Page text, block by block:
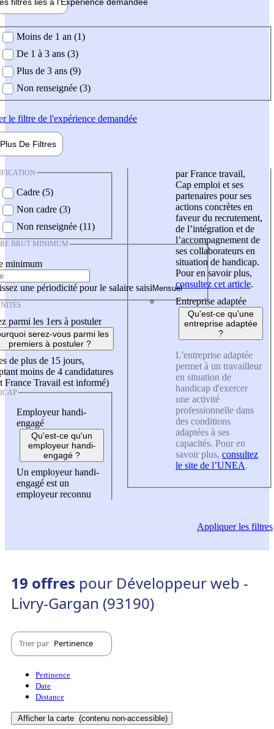
demandée
Moins de 1 an (1)
De 1 à 3 ans (3)
Plus de 3 ans (9)
Non renseignée (3)
le filtre de l'expérience demandée
Plus De Filtres
Cadre (5)
Non cadre (3)
Non renseignée (11)
BRUT MINIMUM
minimum
une périodicité pour le salaire saisi
parmi les 1ers à postuler
serez-vous parmi les
premiers à postuler ?
de plus de 15 jours,
moins de 4 candidatures
France Travail est informé)
Employeur handi-
engagé
Qu'est-ce qu'un
employeur handi-
engagé ?
Un employeur handi-
engagé est un
employeur reconnu
par France travail,
Cap emploi et ses
partenaires pour ses
actions concrètes en
faveur du recrutement,
de l’intégration et de
l’accompagnement de
ses collaborateurs en
situation de handicap.
Pour en savoir plus,
consultez cet article.
Entreprise adaptée
Qu'est-ce qu'une
entreprise adaptée
?
L'entreprise adaptée
permet à un travailleur
en situation de
handicap d'exercer
une activité
professionnelle dans
des conditions
adaptées à ses
capacités. Pour en
savoir plus, consultez
le site de l’UNEA.
Appliquerles filtres
19 offres pour Développeur web -
Livry-Gargan (93190)
Trier par Pertinence
Pertinence
Date
Distance
Afficher la carte (contenu non-accessible)